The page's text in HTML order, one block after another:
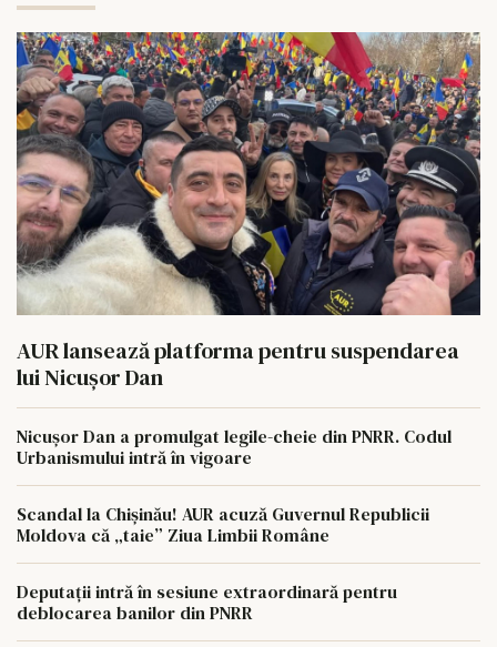
AUR lansează platforma pentru suspendarea
lui Nicușor Dan
Nicușor Dan a promulgat legile-cheie din PNRR. Codul
Urbanismului intră în vigoare
Scandal la Chișinău! AUR acuză Guvernul Republicii
Moldova că „taie” Ziua Limbii Române
Deputații intră în sesiune extraordinară pentru
deblocarea banilor din PNRR